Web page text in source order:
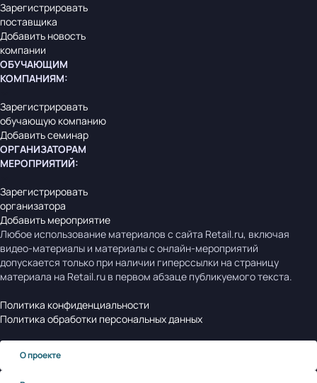
Зарегистрировать
поставщика
Добавить новость
компании
ОБУЧАЮЩИМ
КОМПАНИЯМ:
Зарегистрировать
обучающую компанию
Добавить семинар
ОРГАНИЗАТОРАМ
МЕРОПРИЯТИЙ:
Зарегистрировать
организатора
Добавить мероприятие
Любое использование материалов с сайта Retail.ru, включая
видео-материалы и материалы с онлайн-мероприятий
допускается только при наличии гиперссылки на страницу
материала на Retail.ru в первом абзаце публикуемого текста.
Политика конфиденциальности
Политика обработки персональных данных
О проекте